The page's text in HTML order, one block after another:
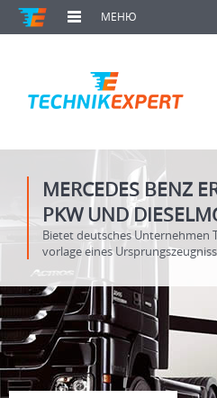
МЕНЮ
MERCEDES BENZ
PKW UND
Bietet deutsches Unternehmen
vorlage eines